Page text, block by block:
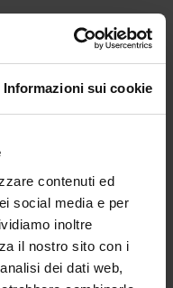
Informazioni sui cookie
contenuti ed
social media e per
inoltre
il nostro sito con i
dei dati web,
docuserie su
la prima
televisione
mondiale, ed
Raffa A poco più
Raffa